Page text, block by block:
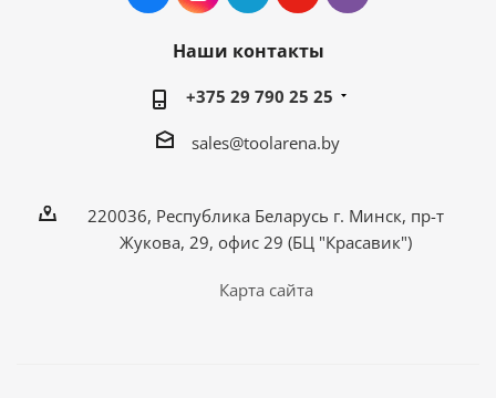
Наши контакты
+375 29 790 25 25
sales@toolarena.by
220036, Республика Беларусь г. Минск, пр-т
Жукова, 29, офис 29 (БЦ "Красавик")
Карта сайта